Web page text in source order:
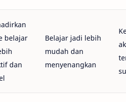
belajar
dan
Belajar jadi lebih
mudah dan
menyenangkan